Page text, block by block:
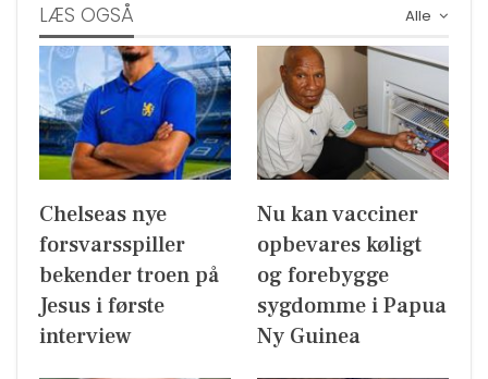
Alle
LÆS OGSÅ
Chelseas nye
forsvarsspiller
bekender troen på
Jesus i første
interview
Nu kan vacciner
opbevares køligt
og forebygge
sygdomme i Papua
Ny Guinea